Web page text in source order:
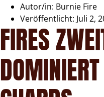
Autor/in: Burnie Fire
Veröffentlicht: Juli 2,
FIRES